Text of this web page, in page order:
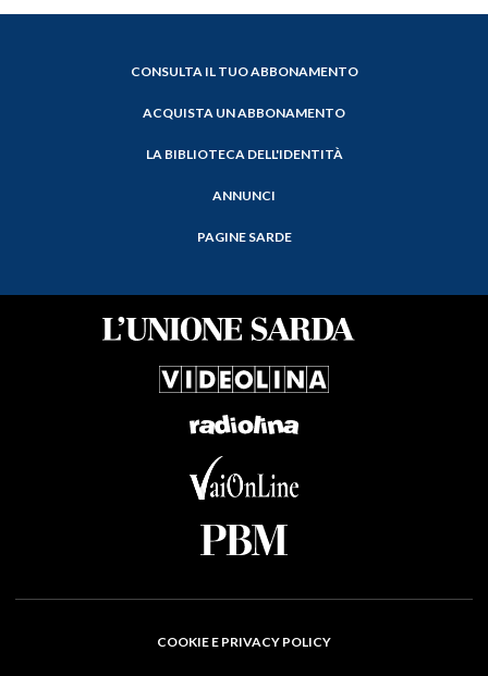
CONSULTA IL TUO ABBONAMENTO
ACQUISTA UN ABBONAMENTO
LA BIBLIOTECA DELL'IDENTITÀ
ANNUNCI
PAGINE SARDE
COOKIE E PRIVACY POLICY